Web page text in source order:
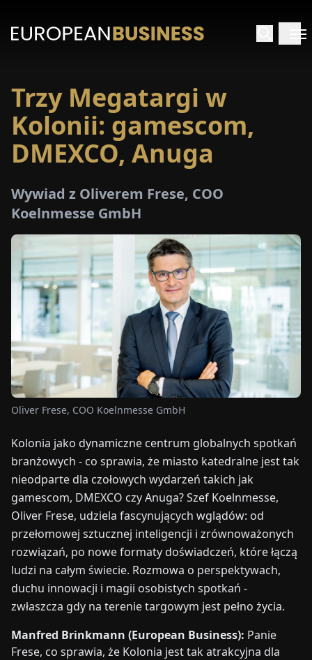
PAPER
TARGI
O
ENDEFRESITNLPLHU
SKONTAKTUJ
SIĘ
Z
NAMI
Trzy Megatargi w
Kolonii: gamescom,
DMEXCO, Anuga
Wywiad z Oliverem Frese, COO
Koelnmesse GmbH
Oliver Frese, COO Koelnmesse GmbH
Kolonia jako dynamiczne centrum globalnych spotkań
branżowych - co sprawia, że miasto katedralne jest tak
nieodparte dla czołowych wydarzeń takich jak
gamescom, DMEXCO czy Anuga? Szef Koelnmesse,
Oliver Frese, udziela fascynujących wglądów: od
przełomowej sztucznej inteligencji i zrównoważonych
rozwiązań, po nowe formaty doświadczeń, które łączą
ludzi na całym świecie. Rozmowa o perspektywach,
duchu innowacji i magii osobistych spotkań -
zwłaszcza gdy na terenie targowym jest pełno życia.
Manfred Brinkmann (European Business): Panie
Frese, co sprawia, że Kolonia jest tak atrakcyjna dla